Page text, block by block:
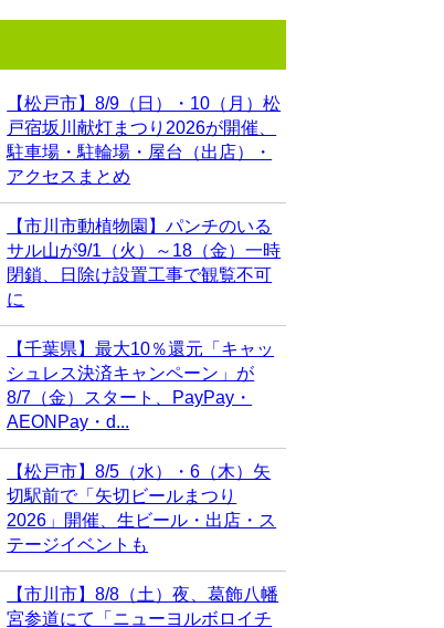
【松戸市】8/9（日）・10（月）松
戸宿坂川献灯まつり2026が開催、
駐車場・駐輪場・屋台（出店）・
アクセスまとめ
【市川市動植物園】パンチのいる
サル山が9/1（火）～18（金）一時
閉鎖、日除け設置工事で観覧不可
に
【千葉県】最大10％還元「キャッ
シュレス決済キャンペーン」が
8/7（金）スタート、PayPay・
AEONPay・d...
【松戸市】8/5（水）・6（木）矢
切駅前で「矢切ビールまつり
2026」開催、生ビール・出店・ス
テージイベントも
【市川市】8/8（土）夜、葛飾八幡
宮参道にて「ニューヨルボロイチ